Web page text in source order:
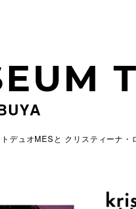
デュオMESと クリスティーナ・